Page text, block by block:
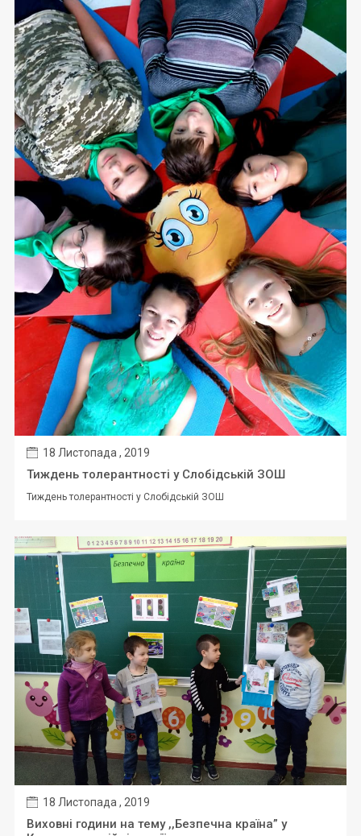
18 Листопада , 2019
Тиждень толерантності у Слобідській ЗОШ
Тиждень толерантності у Слобідській ЗОШ
18 Листопада , 2019
Виховні години на тему ,,Безпечна країна” у